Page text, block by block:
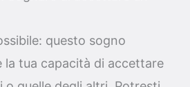
questo sogno
tua capacità di accettare